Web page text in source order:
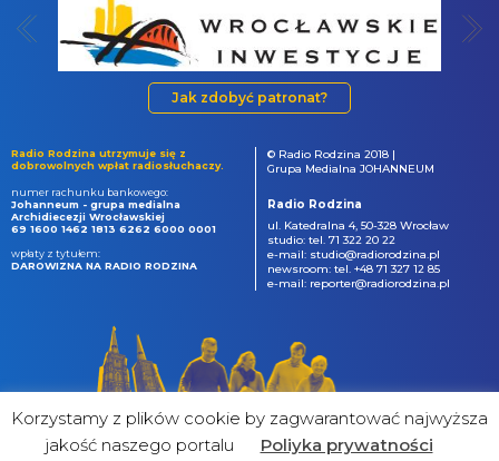
Jak zdobyć patronat?
Radio Rodzina utrzymuje się z
dobrowolnych wpłat radiosłuchaczy.
numer rachunku bankowego:
Johanneum - grupa medialna
Archidiecezji Wrocławskiej
69 1600 1462 1813 6262 6000 0001
wpłaty z tytułem:
DAROWIZNA NA RADIO RODZINA
© Radio Rodzina 2018 |
Grupa Medialna JOHANNEUM
Radio Rodzina
ul. Katedralna 4, 50-328 Wrocław
studio: tel. 71 322 20 22
e-mail: studio@radiorodzina.pl
newsroom: tel. +48 71 327 12 85
e-mail: reporter@radiorodzina.pl
Korzystamy z plików cookie by zagwarantować najwyższa
jakość naszego portalu
Poliyka prywatności